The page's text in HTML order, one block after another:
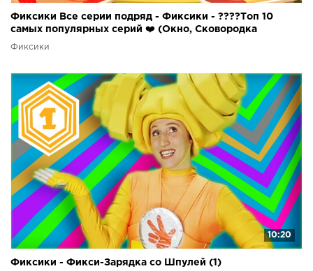
Фиксики Все серии подряд - Фиксики - ????Топ 10
самых популярных серий ❤️ (Окно, Сковородка
Фиксики
10:20
Фиксики - Фикси-Зарядка со Шпулей (1)